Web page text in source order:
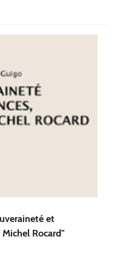
et
Rocard"